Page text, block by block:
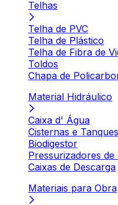
Telhas
Telha de PVC
Telha de Plástico
Telha de Fibra de
Toldos
Chapa de
Material Hidráulico
Caixa d' Água
Cisternas e Tanques
Biodigestor
Pressurizadores de
Caixas de Descarga
Materiais para Obra